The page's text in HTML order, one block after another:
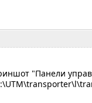
"Панели